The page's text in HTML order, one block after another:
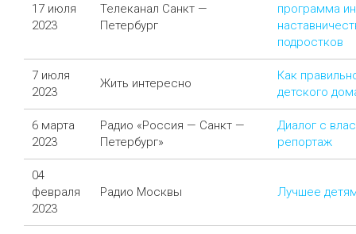
17 июля
2023
Телеканал Санкт —
Петербург
программа
подростков
7 июля
2023
Жить интересно
Как
детского
6 марта
2023
Радио «Россия — Санкт —
Петербург»
Диалог с
репортаж
04
февраля
2023
Радио Москвы Лучшее